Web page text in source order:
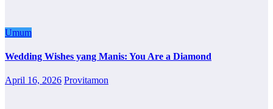
Umum
Wedding Wishes yang Manis: You Are a Diamond
April 16, 2026 Provitamon